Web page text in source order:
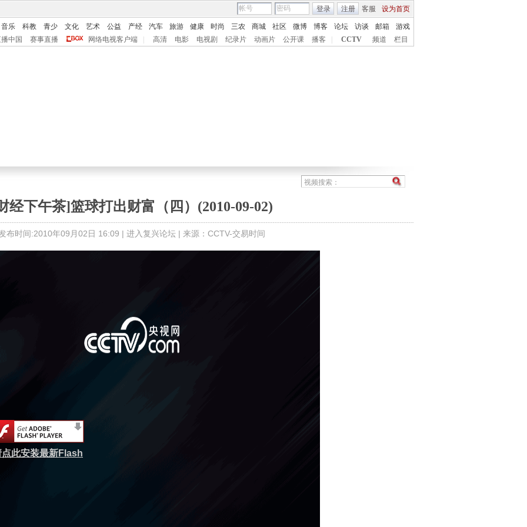
客服 设为首页
登录 注册
音乐 科教 青少 文化 艺术 公益 产经 汽车 旅游 健康 时尚 三农 商城 社区 微博 博客 论坛 访谈 邮箱
游戏
中国
赛事直播 网络电视客户端 高清 电影 电视剧 纪录片 动画片 公开课 播客 CCTV 频道 栏目
经下午茶]篮球打出财富（四）(2010-09-02)
布时间:2010年09月02日 16:09 | 进入复兴论坛 | 来源：CCTV-交易时间
点此安装最新Flash